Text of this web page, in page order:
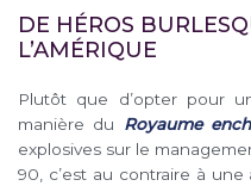
DE HÉROS
L’AMÉRIQUE
Plutôt que d’opter pour
manière du Royaume
explosives sur le
90, c’est au contraire à